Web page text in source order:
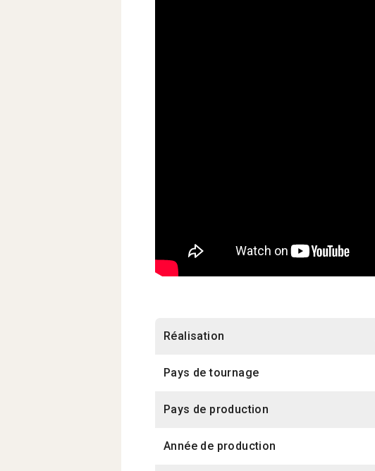
Réalisation
Pays de tournage
Pays de production
Année de production